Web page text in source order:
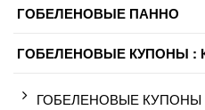
ГОБЕЛЕНОВЫЕ ПАННО
ГОБЕЛЕНОВЫЕ КУПОНЫ :
ГОБЕЛЕНОВЫЕ